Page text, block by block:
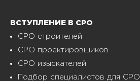
ВСТУПЛЕНИЕ В СРО
СРО строителей
СРО проектировщиков
СРО изыскателей
Подбор специалистов для СРО